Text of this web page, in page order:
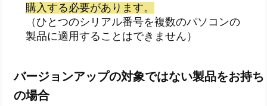
購入する必要があります。
（ひとつのシリアル番号を複数のパソコンの
製品に適用することはできません）
バージョンアップの対象ではない製品をお持ち
の場合